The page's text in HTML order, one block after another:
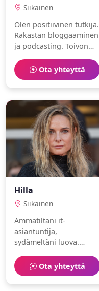
Siikainen
Olen positiivinen tutkija.
Rakastan bloggaaminen
ja podcasting. Toivon
lämminhenkisen
ihmisen.
Ota yhteyttä
Hilla
Siikainen
Ammatiltani it-
asiantuntija,
sydämeltäni luova.
ruoanlaitto ja tanssi.
Etsin aitoa ja rehellistä
kumppania.
Ota yhteyttä